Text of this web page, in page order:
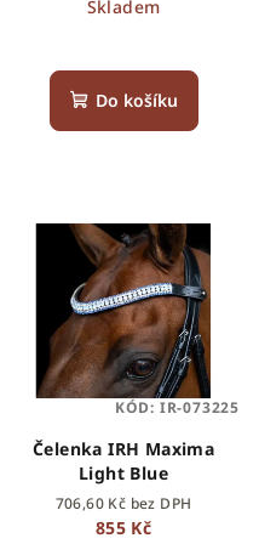
Skladem
Do košíku
Čelenka IRH Maxima
Light Blue
706,60 Kč bez DPH
855 Kč
KÓD: IR-073225